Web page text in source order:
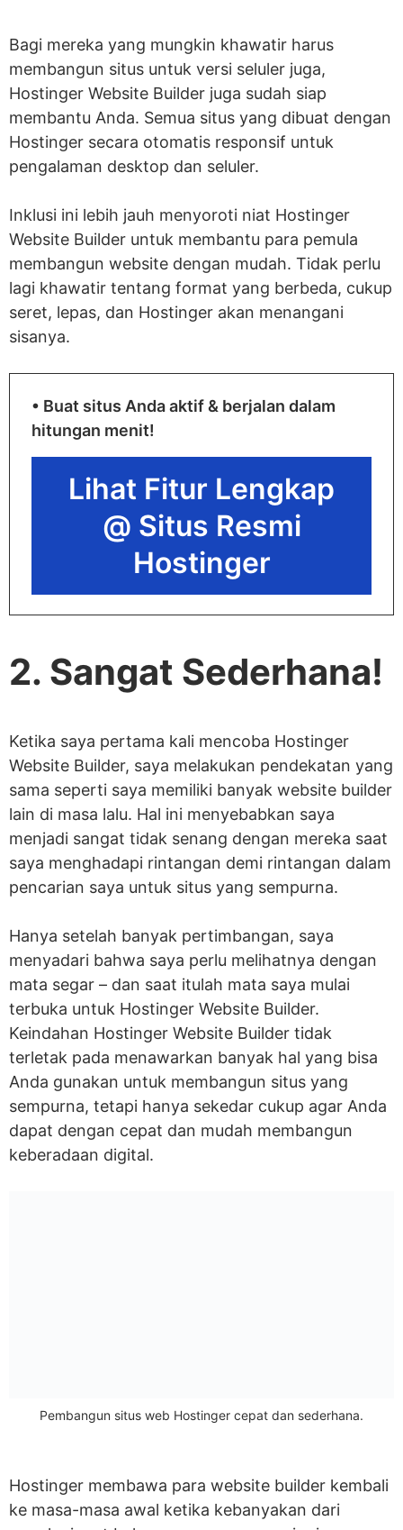
Bagi mereka yang mungkin khawatir harus
membangun situs untuk versi seluler juga,
Hostinger Website Builder juga sudah siap
membantu Anda. Semua situs yang dibuat dengan
Hostinger secara otomatis responsif untuk
pengalaman desktop dan seluler.
Inklusi ini lebih jauh menyoroti niat Hostinger
Website Builder untuk membantu para pemula
membangun website dengan mudah. Tidak perlu
lagi khawatir tentang format yang berbeda, cukup
seret, lepas, dan Hostinger akan menangani
sisanya.
• Buat situs Anda aktif & berjalan dalam
hitungan menit!
Lihat Fitur Lengkap
@ Situs Resmi
Hostinger
2. Sangat Sederhana!
Ketika saya pertama kali mencoba Hostinger
Website Builder, saya melakukan pendekatan yang
sama seperti saya memiliki banyak website builder
lain di masa lalu. Hal ini menyebabkan saya
menjadi sangat tidak senang dengan mereka saat
saya menghadapi rintangan demi rintangan dalam
pencarian saya untuk situs yang sempurna.
Hanya setelah banyak pertimbangan, saya
menyadari bahwa saya perlu melihatnya dengan
mata segar – dan saat itulah mata saya mulai
terbuka untuk Hostinger Website Builder.
Keindahan Hostinger Website Builder tidak
terletak pada menawarkan banyak hal yang bisa
Anda gunakan untuk membangun situs yang
sempurna, tetapi hanya sekedar cukup agar Anda
dapat dengan cepat dan mudah membangun
keberadaan digital.
Pembangun situs web Hostinger cepat dan sederhana.
Hostinger membawa para website builder kembali
ke masa-masa awal ketika kebanyakan dari